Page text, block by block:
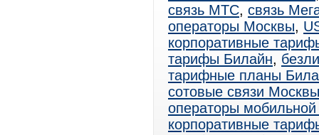
связь МТС, связь
операторы Москвы,
корпоративные
тарифы Билайн,
тарифные планы
сотовые связи Москвы
операторы мобильной
корпоративные